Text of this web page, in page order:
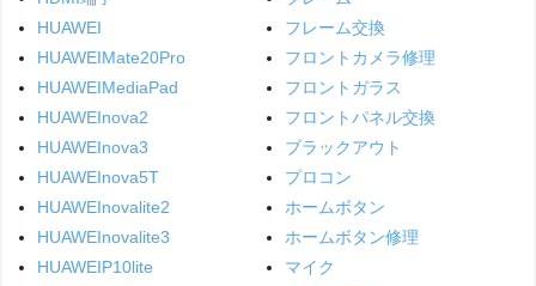
HUAWEI
HUAWEIMate20Pro
HUAWEIMediaPad
HUAWEInova2
HUAWEInova3
HUAWEInova5T
HUAWEInovalite2
HUAWEInovalite3
HUAWEIP10lite
フレーム交換
フロントカメラ修理
フロントガラス
フロントパネル交換
ブラックアウト
プロコン
ホームボタン
ホームボタン修理
マイク